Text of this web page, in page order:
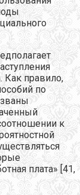
Как правило,
по
к
плата» [41,